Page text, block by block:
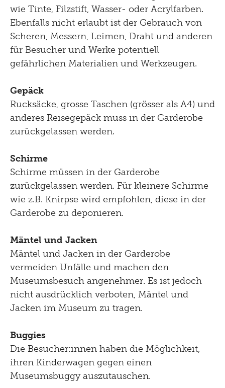
wie Tinte, Filzstift, Wasser- oder Acrylfarben.
Ebenfalls nicht erlaubt ist der Gebrauch von
Scheren, Messern, Leimen, Draht und anderen
für Besucher und Werke potentiell
gefährlichen Materialien und Werkzeugen.
Gepäck
Rucksäcke, grosse Taschen (grösser als A4) und
anderes Reisegepäck muss in der Garderobe
zurückgelassen werden.
Schirme
Schirme müssen in der Garderobe
zurückgelassen werden. Für kleinere Schirme
wie z.B. Knirpse wird empfohlen, diese in der
Garderobe zu deponieren.
Mäntel und Jacken
Mäntel und Jacken in der Garderobe
vermeiden Unfälle und machen den
Museumsbesuch angenehmer. Es ist jedoch
nicht ausdrücklich verboten, Mäntel und
Jacken im Museum zu tragen.
Buggies
Die Besucher:innen haben die Möglichkeit,
ihren Kinderwagen gegen einen
Museumsbuggy auszutauschen.